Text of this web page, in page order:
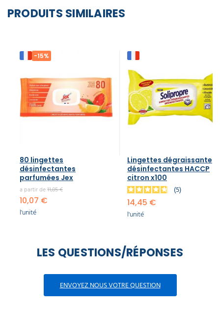
PRODUITS SIMILAIRES
-15%
80 lingettes
désinfectantes
parfumées Jex
a partir de11,85 €
10,07 €
l'unité
Lingettes dégraissante
désinfectantes HACCP
citron x100
5
14,45 €
l'unité
LES QUESTIONS/RÉPONSES
ENVOYEZ NOUS VOTRE QUESTION